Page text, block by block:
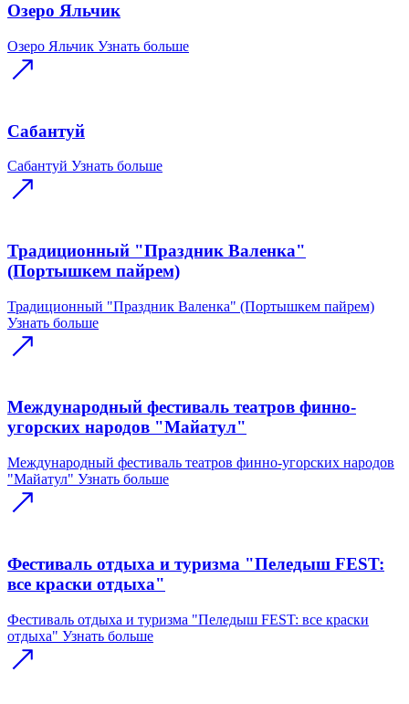
Озеро Яльчик
Озеро Яльчик Узнать больше
Сабантуй
Сабантуй Узнать больше
Традиционный "Праздник Валенка"
(Портышкем пайрем)
Традиционный "Праздник Валенка" (Портышкем пайрем)
Узнать больше
Международный фестиваль театров финно-
угорских народов "Майатул"
Международный фестиваль театров финно-угорских народов
"Майатул" Узнать больше
Фестиваль отдыха и туризма "Пеледыш FEST:
все краски отдыха"
Фестиваль отдыха и туризма "Пеледыш FEST: все краски
отдыха" Узнать больше